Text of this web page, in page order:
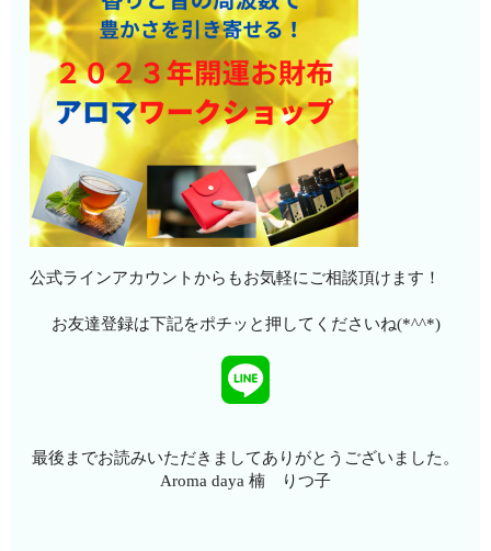
公式ラインアカウントからもお気軽にご相談頂けます！
お友達登録は下記をポチッと押してくださいね(*^^*)
最後までお読みいただきましてありがとうございました。
Aroma daya 楠 りつ子